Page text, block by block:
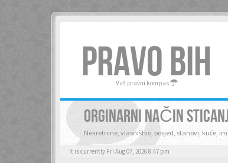
PRAVO BIH
Vaš pravni kompas
ORGINARNI NAČIN
Nekretnine, vlasništvo, posjed, stanovi, kuće,
It is currently Fri Aug 07, 2026 8:47 pm